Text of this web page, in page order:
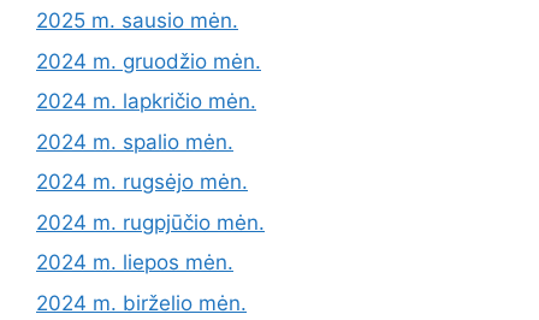
2025 m. sausio mėn.
2024 m. gruodžio mėn.
2024 m. lapkričio mėn.
2024 m. spalio mėn.
2024 m. rugsėjo mėn.
2024 m. rugpjūčio mėn.
2024 m. liepos mėn.
2024 m. birželio mėn.